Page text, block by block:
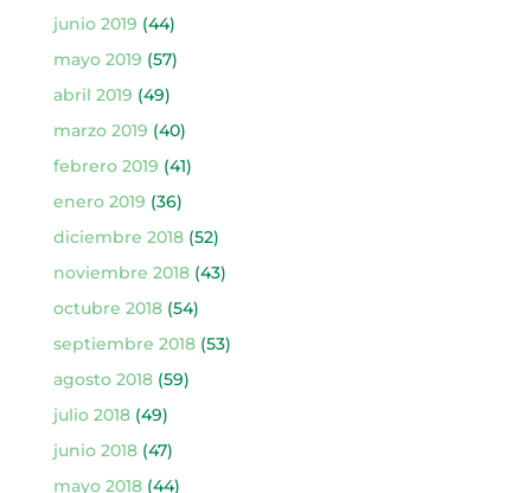
junio 2019 (44)
mayo 2019 (57)
abril 2019 (49)
marzo 2019 (40)
febrero 2019 (41)
enero 2019 (36)
diciembre 2018(52)
noviembre 2018(43)
octubre 2018(54)
septiembre 2018(53)
agosto 2018(59)
julio 2018(49)
junio 2018(47)
mayo 2018(44)